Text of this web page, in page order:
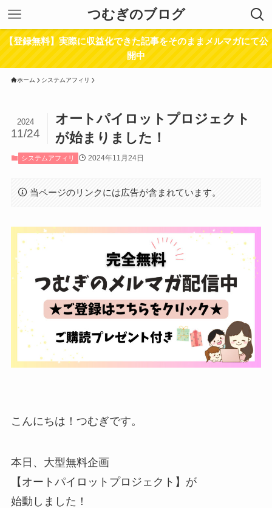
つむぎのブログ
【登録無料】実際に収益化できた記事をそのままメルマガにて公
開中
ホーム システムアフィリ
オートパイロットプロジェクト
が始まりました！
2024
11/24
システムアフィリ 2024年11月24日
当ページのリンクには広告が含まれています。
こんにちは！つむぎです。
本日、大型無料企画
【オートパイロットプロジェクト】が
始動しました！